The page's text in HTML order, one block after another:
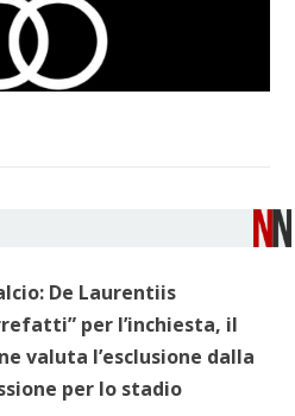
De Laurentiis
per l’inchiesta, il
valuta l’esclusione dalla
per lo stadio